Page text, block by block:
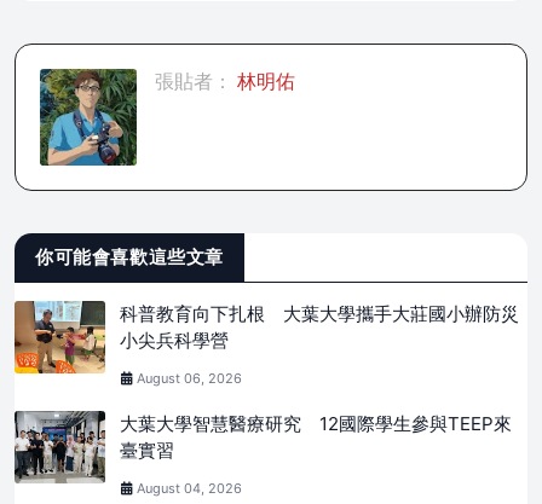
張貼者： 林明佑
你可能會喜歡這些文章
科普教育向下扎根 大葉大學攜手大莊國小辦防災
小尖兵科學營
August 06, 2026
大葉大學智慧醫療研究 12國際學生參與TEEP來
臺實習
August 04, 2026